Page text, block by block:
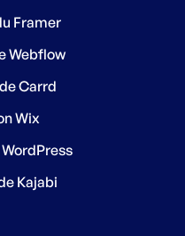
Framer
Webflow
Carrd
Wix
Kajabi